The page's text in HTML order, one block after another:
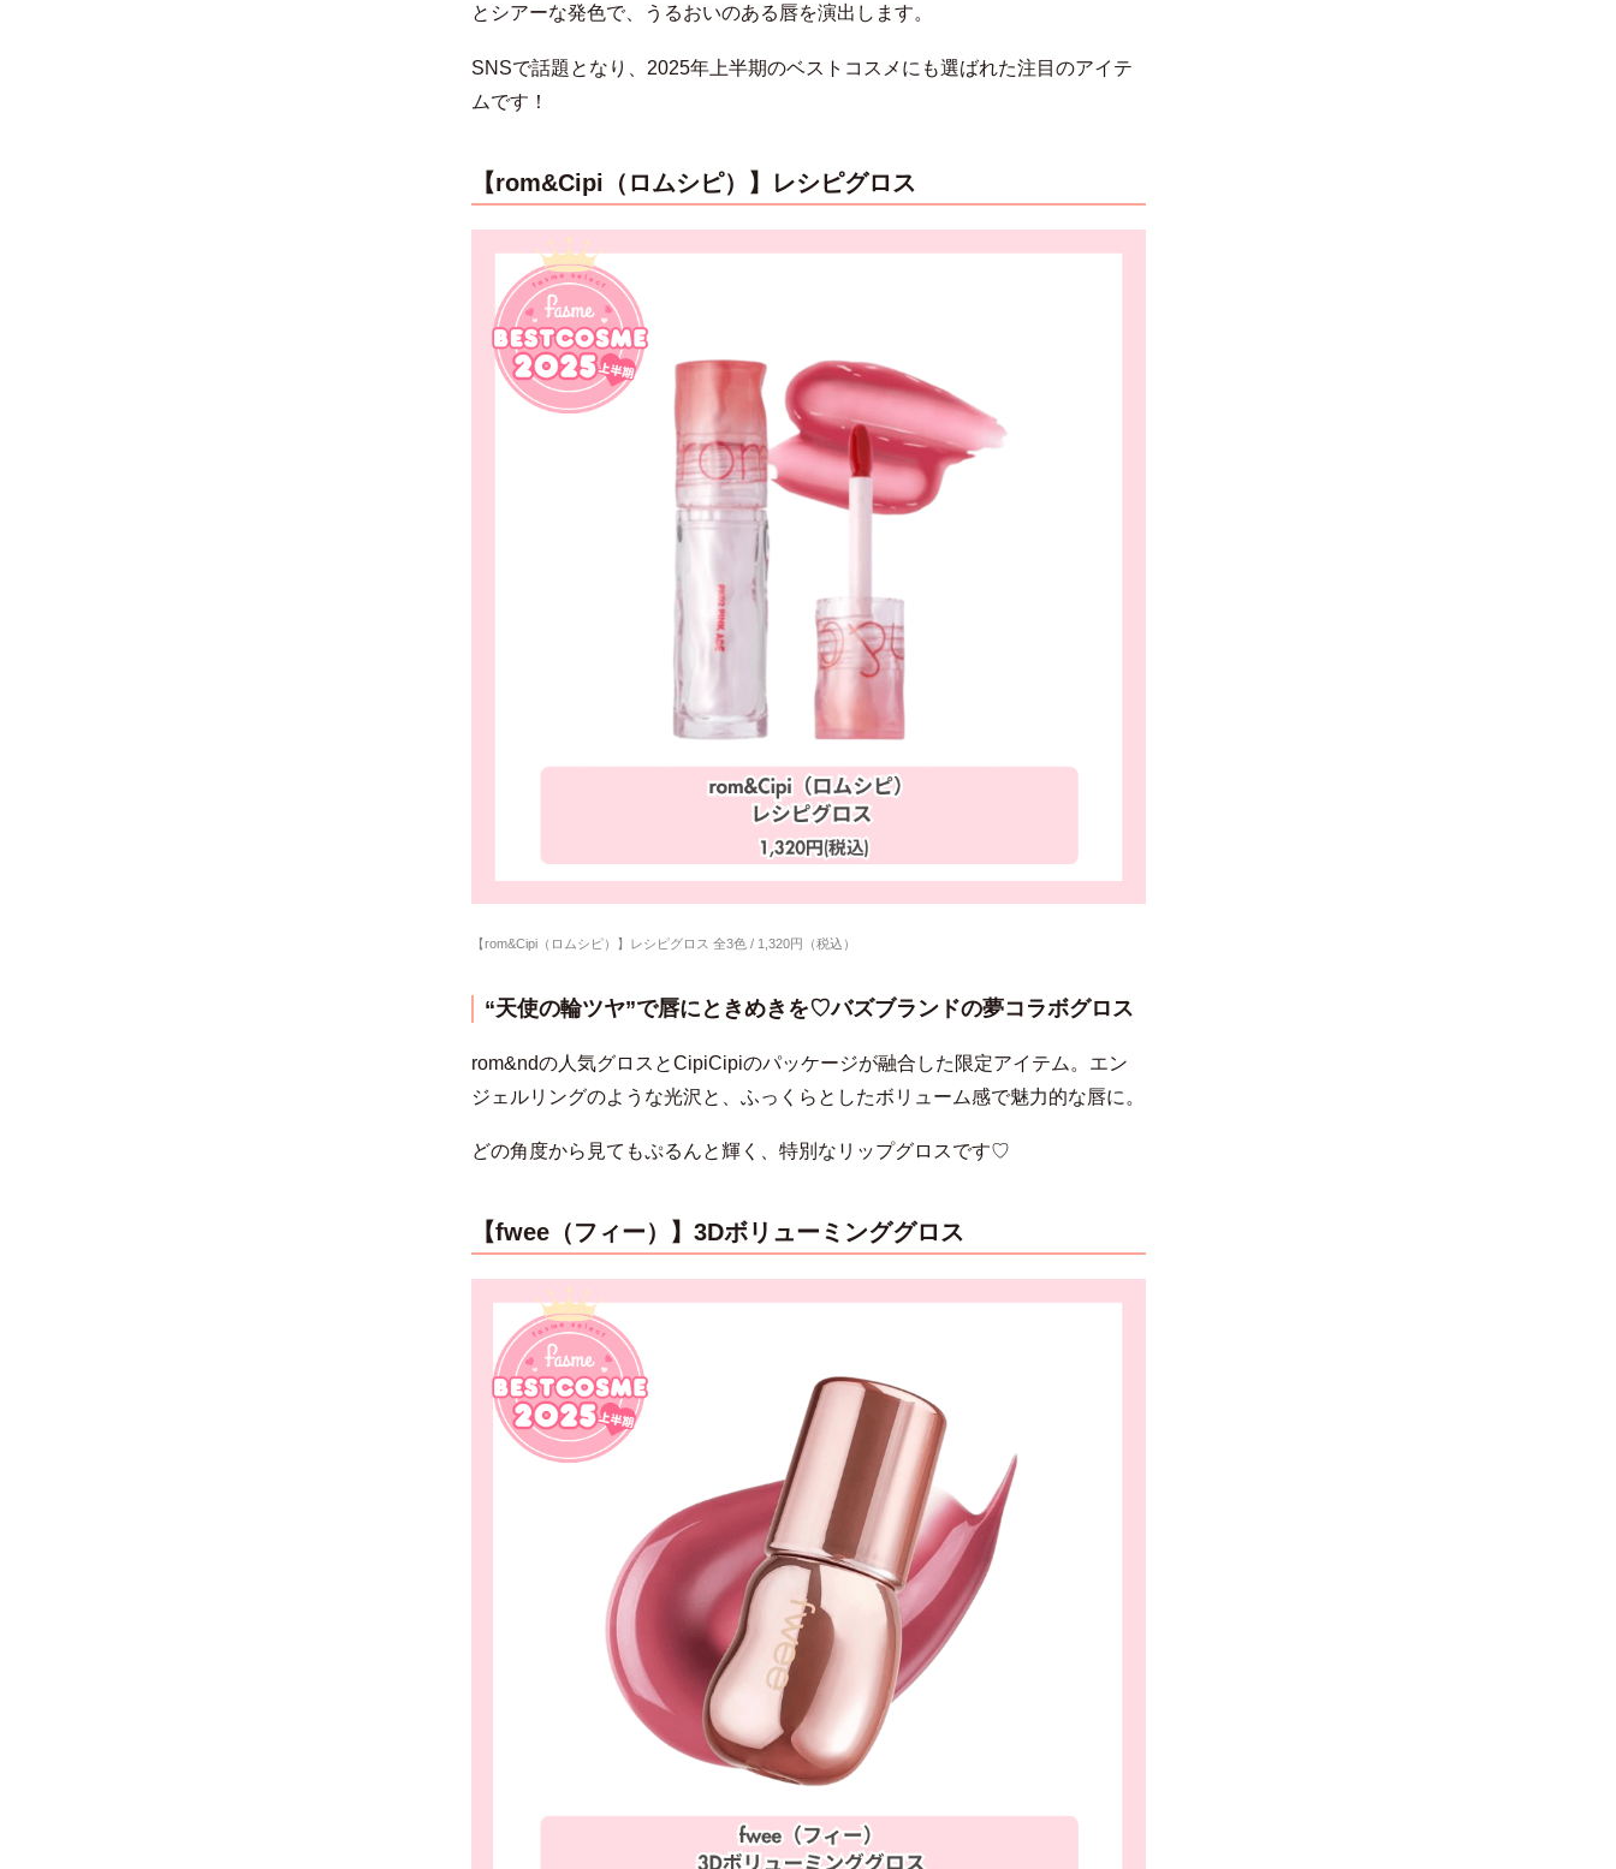
とシアーな発色で、うるおいのある唇を演出します。
SNSで話題となり、2025年上半期のベストコスメにも選ばれた注目のアイテ
ムです！
【rom&Cipi（ロムシピ）】レシピグロス
【rom&Cipi（ロムシピ）】レシピグロス 全3色 / 1,320円（税込）
“天使の輪ツヤ”で唇にときめきを♡バズブランドの夢コラボグロス
rom&ndの人気グロスとCipiCipiのパッケージが融合した限定アイテム。 エン
ジェルリングのような光沢と、ふっくらとしたボリューム感で魅力的な唇に。
どの角度から見てもぷるんと輝く、特別なリップグロスです♡
【fwee（フィー）】3Dボリューミンググロス